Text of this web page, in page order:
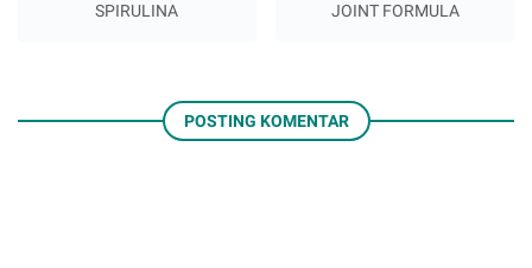
SPIRULINA JOINT FORMULA
POSTING KOMENTAR